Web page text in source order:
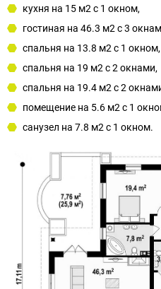
кухня на 15 м2 с 1 окном,
гостиная на 46.3 м2 с 3
спальня на 13.8 м2 с 1 окном,
спальня на 19 м2 с 2 окнами,
спальня на 19.4 м2 с 2
помещение на 5.6 м2 с 1
санузел на 7.8 м2 с 1 окном.